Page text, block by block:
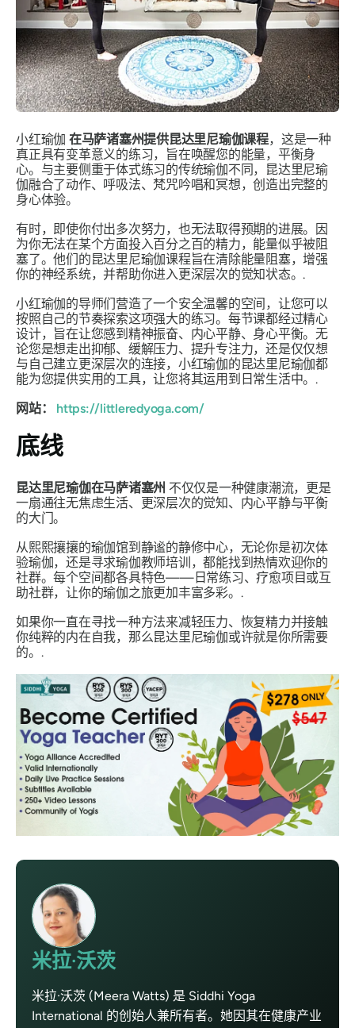
小红瑜伽 在马萨诸塞州提供昆达里尼瑜伽课程，这是一种
真正具有变革意义的练习，旨在唤醒您的能量，平衡身
心。与主要侧重于体式练习的传统瑜伽不同，昆达里尼瑜
伽融合了动作、呼吸法、梵咒吟唱和冥想，创造出完整的
身心体验。
有时，即使你付出多次努力，也无法取得预期的进展。因
为你无法在某个方面投入百分之百的精力，能量似乎被阻
塞了。他们的昆达里尼瑜伽课程旨在清除能量阻塞，增强
你的神经系统，并帮助你进入更深层次的觉知状态。.
小红瑜伽的导师们营造了一个安全温馨的空间，让您可以
按照自己的节奏探索这项强大的练习。每节课都经过精心
设计，旨在让您感到精神振奋、内心平静、身心平衡。无
论您是想走出抑郁、缓解压力、提升专注力，还是仅仅想
与自己建立更深层次的连接，小红瑜伽的昆达里尼瑜伽都
能为您提供实用的工具，让您将其运用到日常生活中。.
网站：
https://littleredyoga.com/
底线
昆达里尼瑜伽在马萨诸塞州 不仅仅是一种健康潮流，更是
一扇通往无焦虑生活、更深层次的觉知、内心平静与平衡
的大门。
从熙熙攘攘的瑜伽馆到静谧的静修中心，无论你是初次体
验瑜伽，还是寻求瑜伽教师培训，都能找到热情欢迎你的
社群。每个空间都各具特色——日常练习、疗愈项目或互
助社群，让你的瑜伽之旅更加丰富多彩。.
如果你一直在寻找一种方法来减轻压力、恢复精力并接触
你纯粹的内在自我，那么昆达里尼瑜伽或许就是你所需要
的。.
米拉·沃茨
米拉·沃茨 (Meera Watts) 是 Siddhi Yoga
International 的创始人兼所有者。她因其在健康产业